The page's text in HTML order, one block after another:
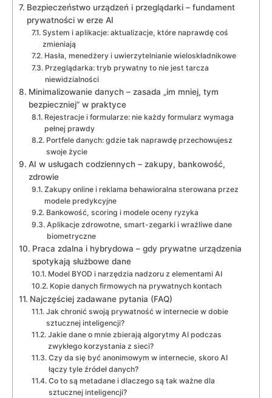
Bezpieczeństwo urządzeń i przeglądarki – fundament
prywatności w erze AI
System i aplikacje: aktualizacje, które naprawdę coś
zmieniają
Hasła, menedżery i uwierzytelnianie wieloskładnikowe
Przeglądarka: tryb prywatny to nie jest tarcza
niewidzialności
Minimalizowanie danych – zasada „im mniej, tym
bezpieczniej” w praktyce
Rejestracje i formularze: nie każdy formularz wymaga
pełnej prawdy
Portfele danych: gdzie tak naprawdę przechowujesz
swoje życie
AI w usługach codziennych – zakupy, bankowość,
zdrowie
Zakupy online i reklama behawioralna sterowana przez
modele predykcyjne
Bankowość, scoring i modele oceny ryzyka
Aplikacje zdrowotne, smart-zegarki i wrażliwe dane
biometryczne
Praca zdalna i hybrydowa – gdy prywatne urządzenia
spotykają służbowe dane
Model BYOD i narzędzia nadzoru z elementami AI
Kopie danych firmowych na prywatnych kontach
Najczęściej zadawane pytania (FAQ)
Jak chronić swoją prywatność w internecie w dobie
sztucznej inteligencji?
Jakie dane o mnie zbierają algorytmy AI podczas
zwykłego korzystania z sieci?
Czy da się być anonimowym w internecie, skoro AI
łączy tyle źródeł danych?
Co to są metadane i dlaczego są tak ważne dla
sztucznej inteligencji?